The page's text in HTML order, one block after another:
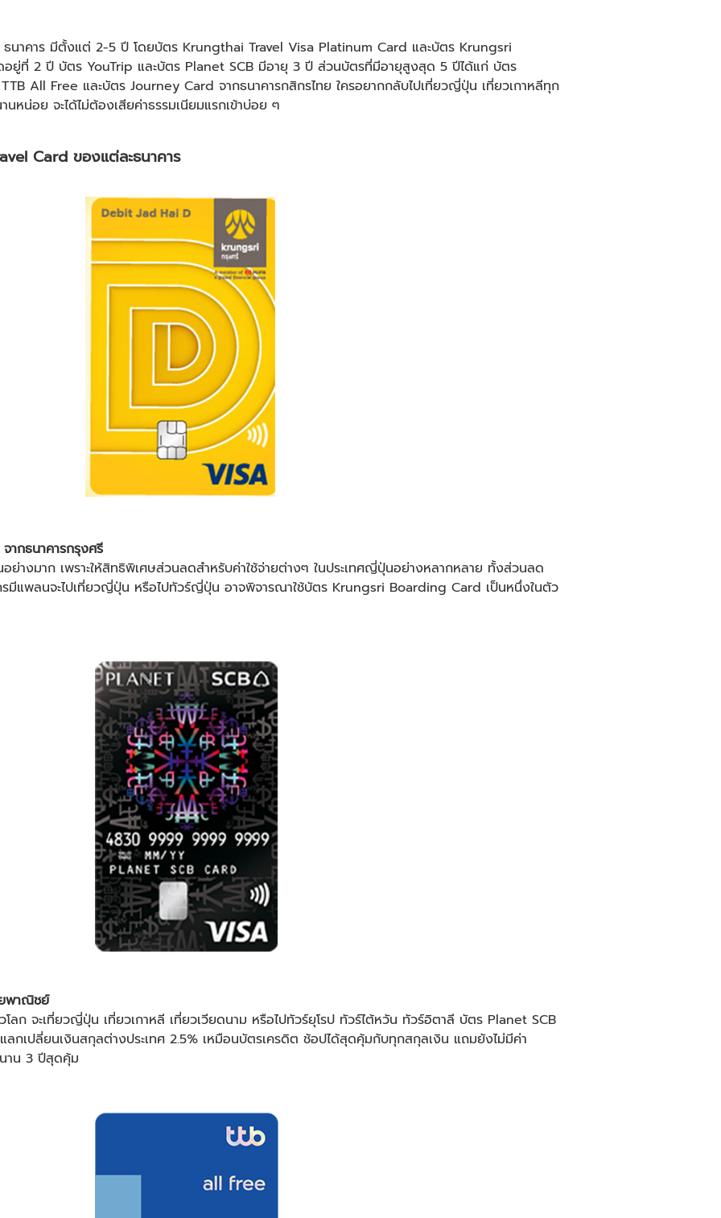
นาคาร มีตั้งแต่ 2-5 ปี โดยบัตร Krungthai Travel Visa Platinum Card และบัตร Krungsri
ยู่ที่ 2 ปี บัตร YouTrip และบัตร Planet SCB มีอายุ 3 ปี ส่วนบัตรที่มีอายุสูงสุด 5 ปีได้แก่ บัตร
All Free และบัตร Journey Card จากธนาคารกสิกรไทย ใครอยากกลับไปเที่ยวญี่ปุ่น เที่ยวเกาหลีทุก
นหน่อย จะได้ไม่ต้องเสียค่าธรรมเนียมแรกเข้าบ่อย ๆ
Card ของแต่ละธนาคาร
กธนาคารกรุงศรี
อย่างมาก เพราะให้สิทธิพิเศษส่วนลดสำหรับค่าใช้จ่ายต่างๆ ในประเทศญี่ปุ่นอย่างหลากหลาย ทั้งส่วนลด
มีแพลนจะไปเที่ยวญี่ปุ่น หรือไปทัวร์ญี่ปุ่น อาจพิจารณาใช้บัตร Krungsri Boarding Card เป็นหนึ่งในตัว
ยพาณิชย์
โลก จะเที่ยวญี่ปุ่น เที่ยวเกาหลี เที่ยวเวียดนาม หรือไปทัวร์ยุโรป ทัวร์ไต้หวัน ทัวร์อิตาลี บัตร Planet SCB
ลกเปลี่ยนเงินสกุลต่างประเทศ 2.5% เหมือนบัตรเครดิต ช้อปได้สุดคุ้มกับทุกสกุลเงิน แถมยังไม่มีค่า
าน 3 ปีสุดคุ้ม